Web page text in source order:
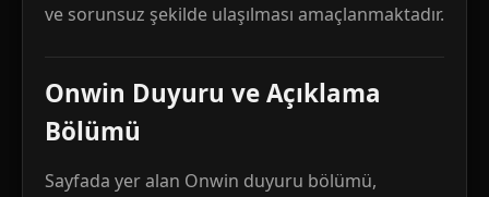
ve sorunsuz şekilde ulaşılması amaçlanmaktadır.
Onwin Duyuru ve Açıklama
Bölümü
Sayfada yer alan Onwin duyuru bölümü,